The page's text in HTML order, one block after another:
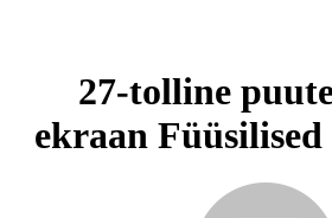
27-tolline
ekraan Füüsilised